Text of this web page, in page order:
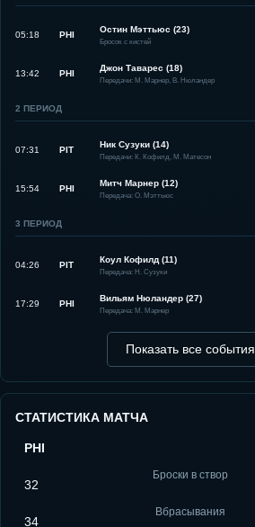
05:18 PHI
Остин Мэттьюс (23)
Бросок с кистей
13:42 PHI
Джон Таварес (18)
Передачи: М. Марнер, В. Нюландер
2 ПЕРИОД
07:31 PIT
Ник Сузуки (14)
Передачи: К. Кофилд, М. Матесон
15:54 PHI
Митч Марнер (12)
Передача: О. Мэттьюс
3 ПЕРИОД
04:26 PIT
Коул Кофилд (11)
Передача: Н. Сузуки
17:29 PHI
Вильям Нюландер (27)
Передача: М. Марнер
Показать все события
СТАТИСТИКА МАТЧА
PHI
32
Броски в створ
34
Вбрасывания